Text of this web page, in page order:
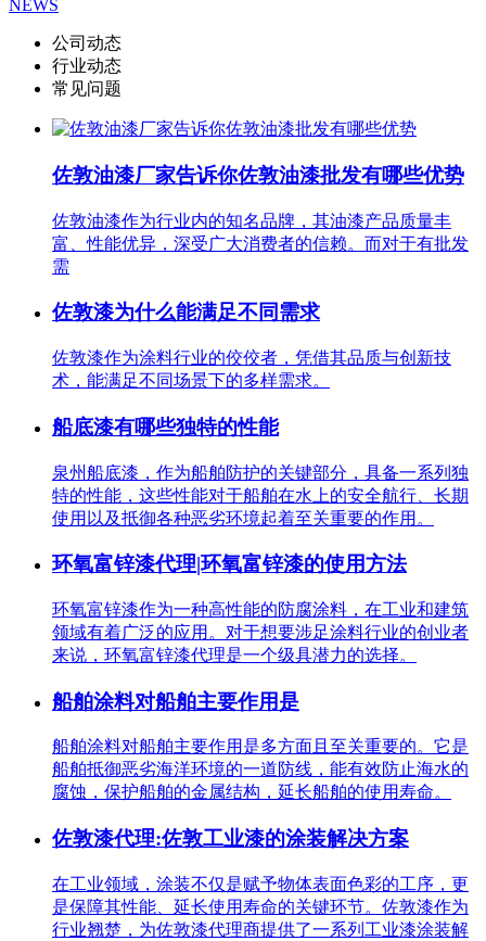
NEWS
公司动态
行业动态
常见问题
佐敦油漆厂家告诉你佐敦油漆批发有哪些优势
佐敦油漆作为行业内的知名品牌，其油漆产品质量丰
富、性能优异，深受广大消费者的信赖。而对于有批发
需
佐敦漆为什么能满足不同需求
佐敦漆作为涂料行业的佼佼者，凭借其品质与创新技
术，能满足不同场景下的多样需求。
船底漆有哪些独特的性能
泉州船底漆，作为船舶防护的关键部分，具备一系列独
特的性能，这些性能对于船舶在水上的安全航行、长期
使用以及抵御各种恶劣环境起着至关重要的作用。
环氧富锌漆代理|环氧富锌漆的使用方法
环氧富锌漆作为一种高性能的防腐涂料，在工业和建筑
领域有着广泛的应用。对于想要涉足涂料行业的创业者
来说，环氧富锌漆代理是一个级具潜力的选择。
船舶涂料对船舶主要作用是
船舶涂料对船舶主要作用是多方面且至关重要的。它是
船舶抵御恶劣海洋环境的一道防线，能有效防止海水的
腐蚀，保护船舶的金属结构，延长船舶的使用寿命。
佐敦漆代理:佐敦工业漆的涂装解决方案
在工业领域，涂装不仅是赋予物体表面色彩的工序，更
是保障其性能、延长使用寿命的关键环节。佐敦漆作为
行业翘楚，为佐敦漆代理商提供了一系列工业漆涂装解